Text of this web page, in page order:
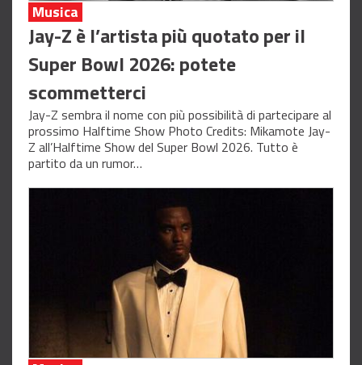
Musica
Jay-Z è l’artista più quotato per il
Super Bowl 2026: potete
scommetterci
Jay-Z sembra il nome con più possibilità di partecipare al
prossimo Halftime Show Photo Credits: Mikamote Jay-
Z all’Halftime Show del Super Bowl 2026. Tutto è
partito da un rumor…